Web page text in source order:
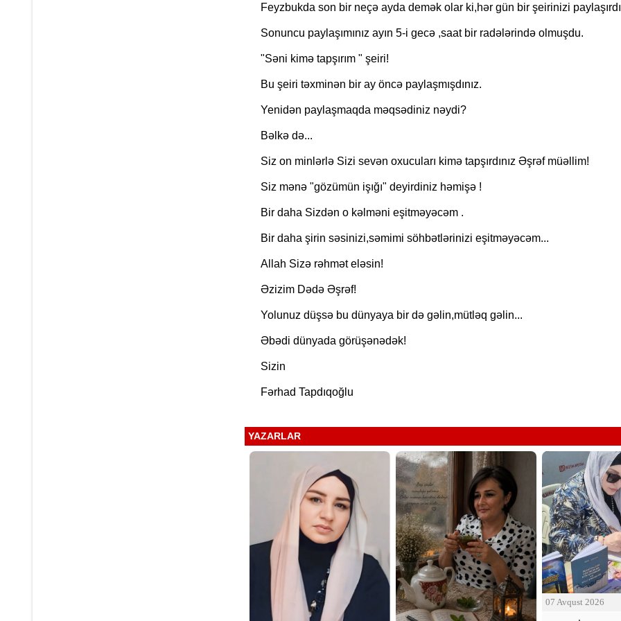
Feyzbukda son bir neçə ayda demək olar ki,hər gün bir şeirinizi
Sonuncu paylaşımınız ayın 5-i gecə ,saat bir radələrində olmuşdu.
"Səni kimə tapşırım " şeiri!
Bu şeiri təxminən bir ay öncə paylaşmışdınız.
Yenidən paylaşmaqda məqsədiniz nəydi?
Bəlkə də...
Siz on minlərlə Sizi sevən oxucuları kimə tapşırdınız Əşrəf müəllim!
Siz mənə "gözümün işığı" deyirdiniz həmişə !
Bir daha Sizdən o kəlməni eşitməyəcəm .
Bir daha şirin səsinizi,səmimi söhbətlərinizi eşitməyəcəm...
Allah Sizə rəhmət eləsin!
Əzizim Dədə Əşrəf!
Yolunuz düşsə bu dünyaya bir də gəlin,mütləq gəlin...
Əbədi dünyada görüşənədək!
Sizin
Fərhad Tapdıqoğlu
YAZARLAR
07 Avqust 2026